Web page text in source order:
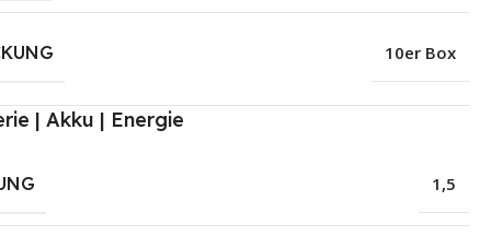
10er Box
| Akku | Energie
1,5